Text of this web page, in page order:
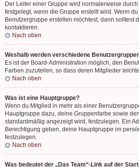
Der Leiter einer Gruppe wird normalerweise
festgelegt, wenn die Gruppe erstellt wird. Wenn
Benutzergruppe erstellen möchtest, dann solltest
kontaktieren.
Nach oben
Weshalb werden verschiedene
Es ist der Board-Administration möglich, den
Farben zuzuteilen, so dass deren Mitglieder
Nach oben
Was ist eine Hauptgruppe?
Wenn du Mitglied in mehr als einer
Hauptgruppe dazu, deine Gruppenfarbe sowie
standardmäßig angezeigt wird, festzulegen. Ein
Berechtigung geben, deine Hauptgruppe im
festzulegen.
Nach oben
Was bedeutet der „Das Team“-Link auf der